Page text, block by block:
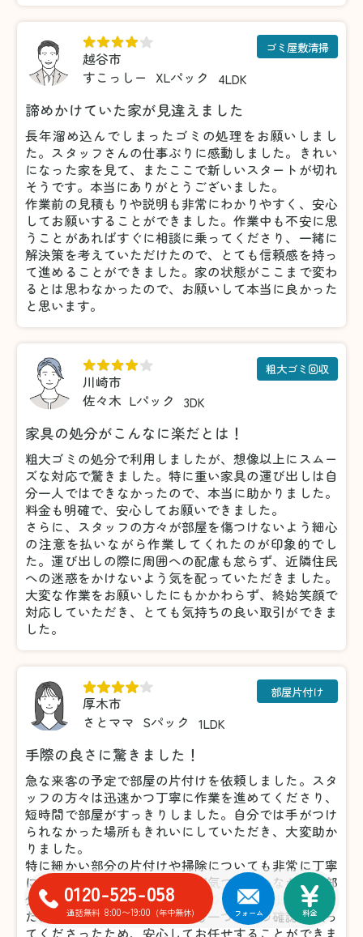
越谷市
すこっしー
XLパック 4LDK
ゴミ屋敷清掃
諦めかけていた家が見違えました
長年溜め込んでしまったゴミの処理をお願いしまし
た。スタッフさんの仕事ぶりに感動しました。きれい
になった家を見て、またここで新しいスタートが切れ
そうです。本当にありがとうございました。
作業前の見積もりや説明も非常にわかりやすく、安心
してお願いすることができました。作業中も不安に思
うことがあればすぐに相談に乗ってくださり、一緒に
解決策を考えていただけたので、とても信頼感を持っ
て進めることができました。家の状態がここまで変わ
るとは思わなかったので、お願いして本当に良かった
と思います。
川崎市
佐々木 Lパック 3DK
粗大ゴミ回収
家具の処分がこんなに楽だとは！
粗大ゴミの処分で利用しましたが、想像以上にスムー
ズな対応で驚きました。特に重い家具の運び出しは自
分一人ではできなかったので、本当に助かりました。
料金も明確で、安心してお願いできました。
さらに、スタッフの方々が部屋を傷つけないよう細心
の注意を払いながら作業してくれたのが印象的でし
た。運び出しの際に周囲への配慮も怠らず、近隣住民
への迷惑をかけないよう気を配っていただきました。
大変な作業をお願いしたにもかかわらず、終始笑顔で
対応していただき、とても気持ちの良い取引ができま
した。
厚木市
さとママ Sパック 1LDK
部屋片付け
手際の良さに驚きました！
急な来客の予定で部屋の片付けを依頼しました。スタ
ッフの方々は迅速かつ丁寧に作業を進めてくださり、
短時間で部屋がすっきりしました。自分では手がつけ
られなかった場所もきれいにしていただき、大変助か
りました。
特に細かい部分の片付けや掃除についても非常に丁寧
に対応していただき、こちらが気づいていなかった部
分まできれいにしてくださったのには驚きました。ま
た、不要品の仕分けについても一つひとつ確認を取っ
0120-525-058
通話無料 8:00〜19:00 (年中無休) フォーム 料金